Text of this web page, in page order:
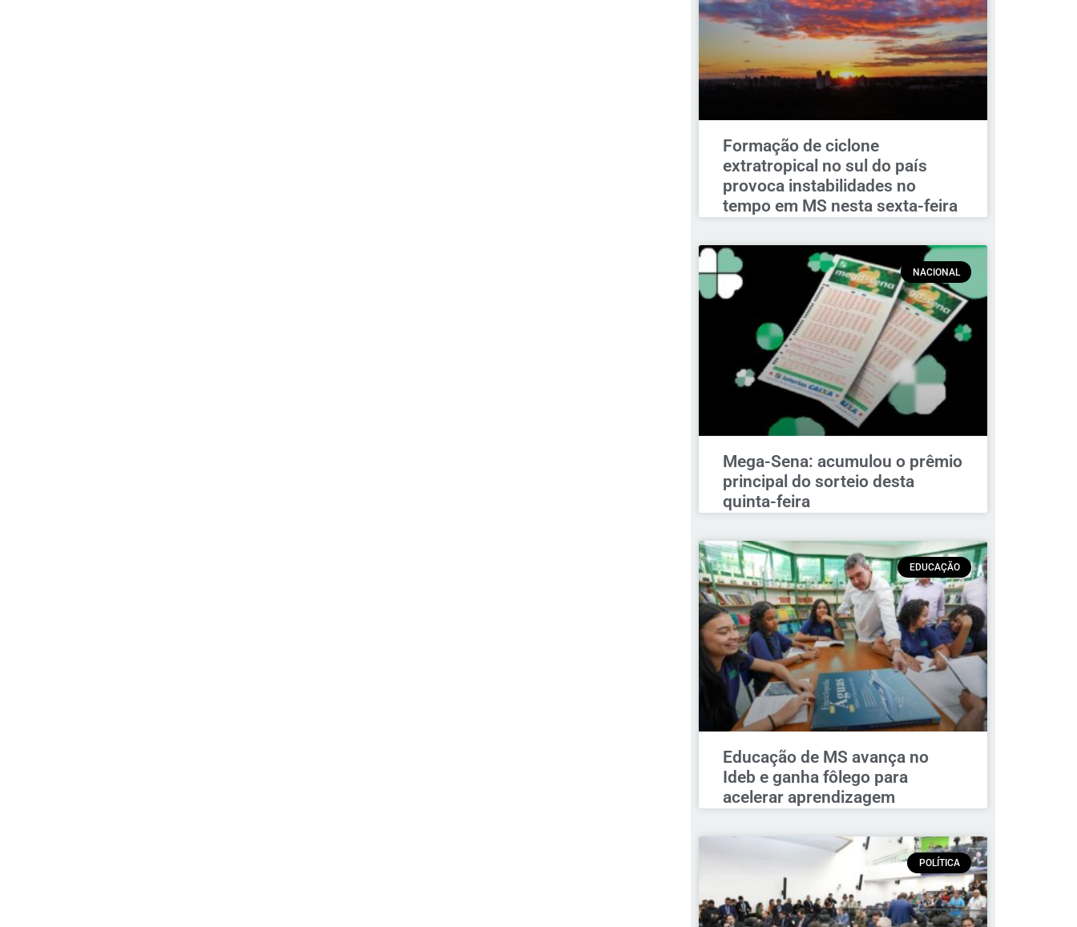
Formação de ciclone
extratropical no sul do país
provoca instabilidades no
tempo em MS nesta sexta-feira
NACIONAL
Mega-Sena: acumulou o prêmio
principal do sorteio desta
quinta-feira
EDUCAÇÃO
Educação de MS avança no
Ideb e ganha fôlego para
acelerar aprendizagem
POLÍTICA